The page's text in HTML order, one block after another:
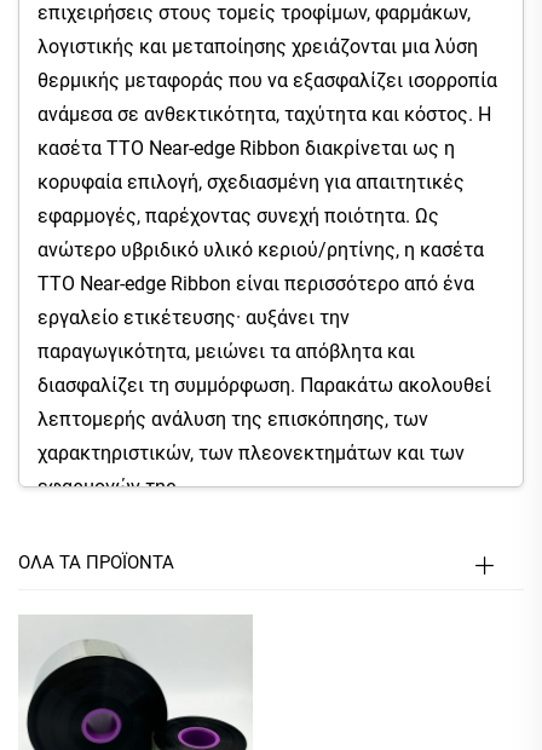
επιχειρήσεις στους τομείς τροφίμων, φαρμάκων,
λογιστικής και μεταποίησης χρειάζονται μια λύση
θερμικής μεταφοράς που να εξασφαλίζει ισορροπία
ανάμεσα σε ανθεκτικότητα, ταχύτητα και κόστος. Η
κασέτα TTO Near-edge Ribbon διακρίνεται ως η
κορυφαία επιλογή, σχεδιασμένη για απαιτητικές
εφαρμογές, παρέχοντας συνεχή ποιότητα. Ως
ανώτερο υβριδικό υλικό κεριού/ρητίνης, η κασέτα
TTO Near-edge Ribbon είναι περισσότερο από ένα
εργαλείο ετικέτευσης· αυξάνει την
παραγωγικότητα, μειώνει τα απόβλητα και
διασφαλίζει τη συμμόρφωση. Παρακάτω ακολουθεί
λεπτομερής ανάλυση της επισκόπησης, των
χαρακτηριστικών, των πλεονεκτημάτων και των
εφαρμογών της.
Η κοντινής άκρης λωρίδα TTO έχει σχεδιαστεί για
σκληρά βιομηχανικά περιβάλλοντα, όπου οι ετικέτες
υφίστανται φθορά, χημικές ουσίες, ακραίες
θερμοκρασίες και συχνό χειρισμό. Σε αντίθεση με
ΟΛΑ ΤΑ ΠΡΟΪΟΝΤΑ